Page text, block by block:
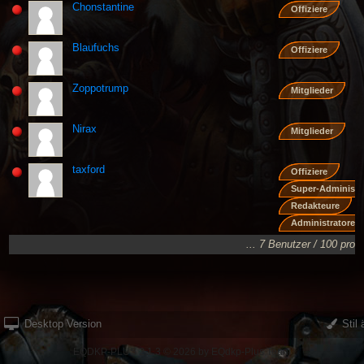
Chonstantine Offiziere
Blaufuchs Offiziere
Zoppotrump Mitglieder
Nirax Mitglieder
taxford
Offiziere
Super-
Redakteure
Administratoren
... 7 Benutzer / 100 pro
Desktop Version Stil
EQDKP-PLUS 2.1.3 © 2026 by EQdkp-Plus Team